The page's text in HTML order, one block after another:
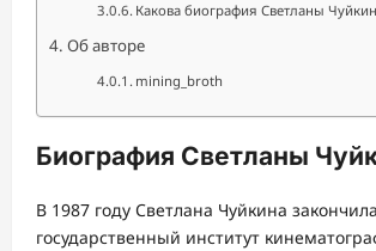
Какова биография Светланы
Об авторе
mining_broth
Биография Светланы
В 1987 году Светлана Чуйкина
государственный институт